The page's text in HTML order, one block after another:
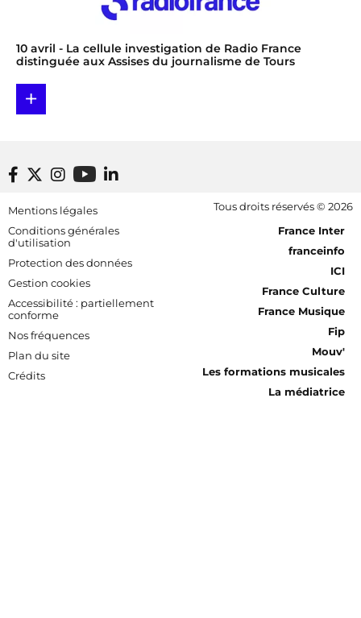
10 avril - La cellule investigation de Radio France
distinguée aux Assises du journalisme de Tours
+
Footer bottom
Mentions légales
Conditions générales
d'utilisation
Protection des données
Gestion cookies
Accessibilité : partiellement
conforme
Nos fréquences
Plan du site
Crédits
Tous droits réservés © 2026
[RDF] Pied de page - Mobile
France Inter
franceinfo
ICI
France Culture
France Musique
Fip
Mouv'
Les formations musicales
La médiatrice